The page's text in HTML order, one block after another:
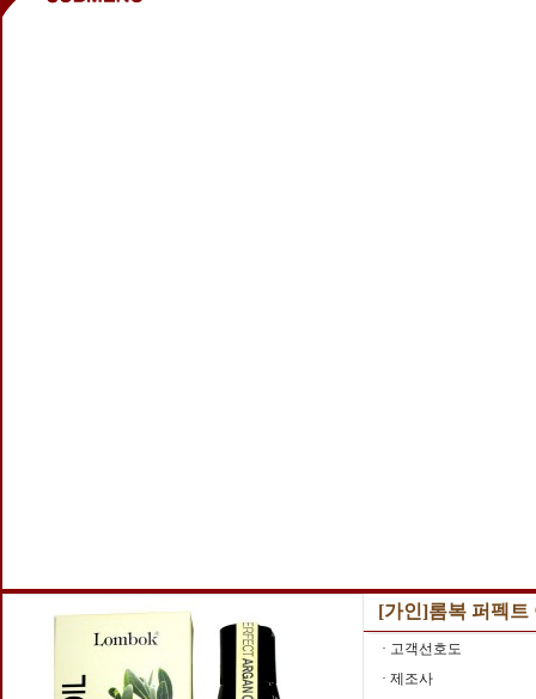
[가인]롬복 퍼펙트
· 고객선호도
· 제조사